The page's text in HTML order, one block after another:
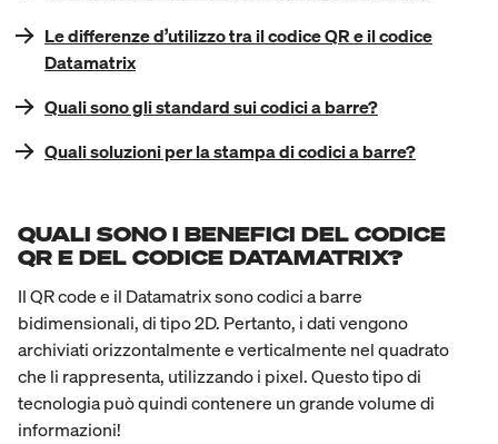
Le differenze d’utilizzo tra il codice QR e il codice
Datamatrix
Quali sono gli standard sui codici a barre?
Quali soluzioni per la stampa di codici a barre?
QUALI SONO I BENEFICI DEL CODICE
QR E DEL CODICE DATAMATRIX?
Il QR code e il Datamatrix sono codici a barre
bidimensionali, di tipo 2D. Pertanto, i dati vengono
archiviati orizzontalmente e verticalmente nel quadrato
che li rappresenta, utilizzando i pixel. Questo tipo di
tecnologia può quindi contenere un grande volume di
informazioni!